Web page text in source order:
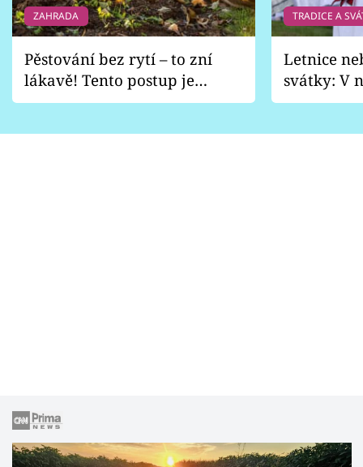
ZAHRADA
Pěstování bez rytí – to zní
lákavě! Tento postup je
vhodný jen pro některé
TRADICE A
Letnice
svátky: V
pondělí